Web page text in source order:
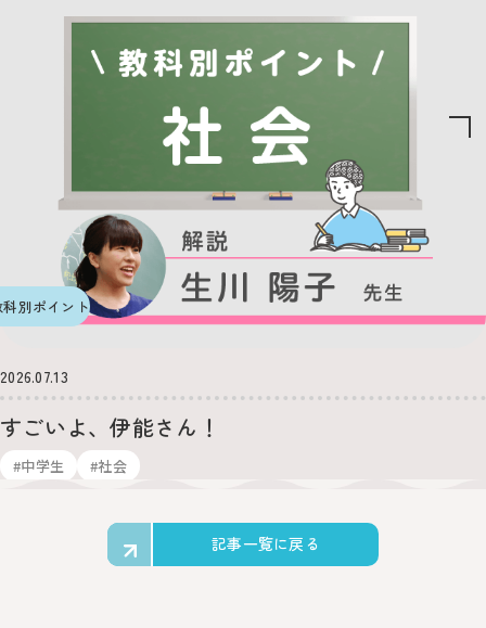
科別ポイント
2026.07.13
すごいよ、伊能さん！
#中学生 #社会
記事一覧に戻る